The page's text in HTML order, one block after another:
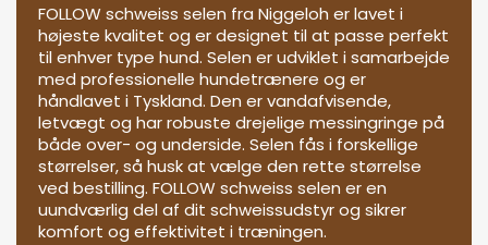
FOLLOW schweiss selen fra Niggeloh er lavet i
højeste kvalitet og er designet til at passe perfekt
til enhver type hund. Selen er udviklet i samarbejde
med professionelle hundetrænere og er
håndlavet i Tyskland. Den er vandafvisende,
letvægt og har robuste drejelige messingringe på
både over- og underside. Selen fås i forskellige
størrelser, så husk at vælge den rette størrelse
ved bestilling. FOLLOW schweiss selen er en
uundværlig del af dit schweissudstyr og sikrer
komfort og effektivitet i træningen.